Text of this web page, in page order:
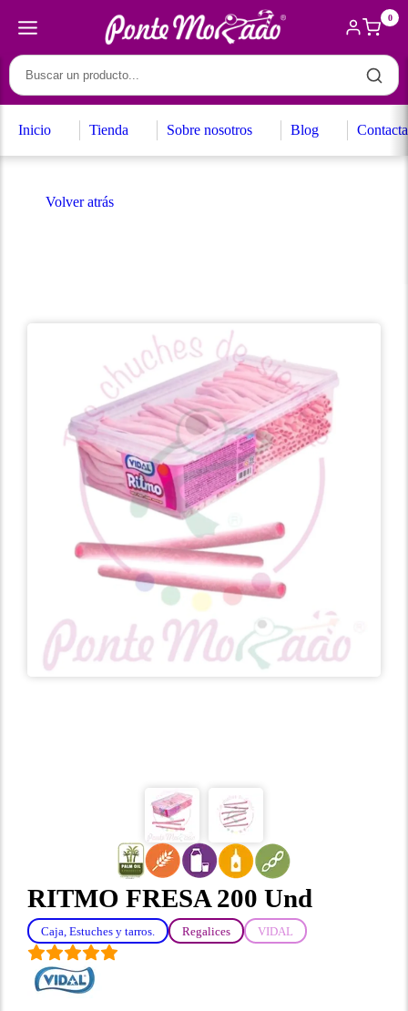
0
Inicio Tienda Sobre nosotros Blog
Volver atrás
RITMO FRESA 200 Und
Caja, Estuches y tarros. Regalices VIDAL